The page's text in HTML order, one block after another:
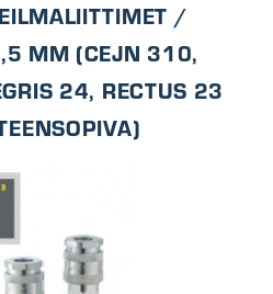
/
MM (CEJN 310,
24, RECTUS 23